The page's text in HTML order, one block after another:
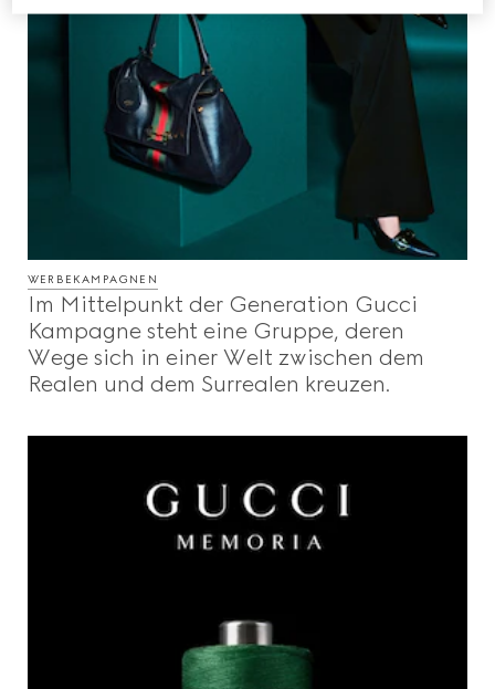
WERBEKAMPAGNEN
Im Mittelpunkt der Generation Gucci
Kampagne steht eine Gruppe, deren
Wege sich in einer Welt zwischen dem
Realen und dem Surrealen kreuzen.